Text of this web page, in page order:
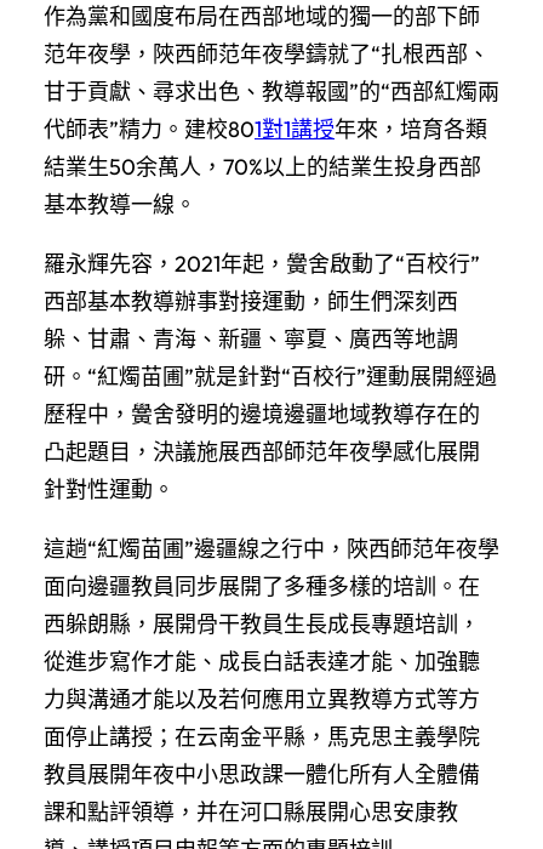
作為黨和國度布局在西部地域的獨一的部下師
范年夜學，陜西師范年夜學鑄就了“扎根西部、
甘于貢獻、尋求出色、教導報國”的“西部紅燭兩
代師表”精力。建校801對1講授年來，培育各類
結業生50余萬人，70%以上的結業生投身西部
基本教導一線。
羅永輝先容，2021年起，黌舍啟動了“百校行”
西部基本教導辦事對接運動，師生們深刻西
躲、甘肅、青海、新疆、寧夏、廣西等地調
研。“紅燭苗圃”就是針對“百校行”運動展開經過
歷程中，黌舍發明的邊境邊疆地域教導存在的
凸起題目，決議施展西部師范年夜學感化展開
針對性運動。
這趟“紅燭苗圃”邊疆線之行中，陜西師范年夜學
面向邊疆教員同步展開了多種多樣的培訓。在
西躲朗縣，展開骨干教員生長成長專題培訓，
從進步寫作才能、成長白話表達才能、加強聽
力與溝通才能以及若何應用立異教導方式等方
面停止講授；在云南金平縣，馬克思主義學院
教員展開年夜中小思政課一體化所有人全體備
課和點評領導，并在河口縣展開心思安康教